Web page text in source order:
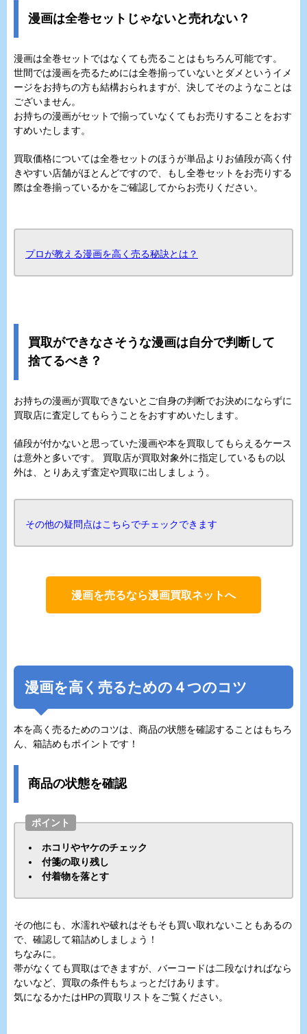
漫画は全巻セットじゃないと売れない？
漫画は全巻セットではなくても売ることはもちろん可能です。
世間では漫画を売るためには全巻揃っていないとダメというイメ
ージをお持ちの方も結構おられますが、決してそのようなことは
ございません。
お持ちの漫画がセットで揃っていなくてもお売りすることをおす
すめいたします。
買取価格については全巻セットのほうが単品よりお値段が高く付
きやすい店舗がほとんどですので、もし全巻セットをお売りする
際は全巻揃っているかをご確認してからお売りください。
プロが教える漫画を高く売る秘訣とは？
買取ができなさそうな漫画は自分で判断して
捨てるべき？
お持ちの漫画が買取できないとご自身の判断でお決めにならずに
買取店に査定してもらうことをおすすめいたします。
値段が付かないと思っていた漫画や本を買取してもらえるケース
は意外と多いです。 買取店が買取対象外に指定しているもの以
外は、とりあえず査定や買取に出しましょう。
その他の疑問点はこちらでチェックできます
漫画を売るなら漫画買取ネットへ
漫画を高く売るための４つのコツ
本を高く売るためのコツは、商品の状態を確認することはもちろ
ん、箱詰めもポイントです！
商品の状態を確認
ポイント
ホコリやヤケのチェック
付箋の取り残し
付着物を落とす
その他にも、水濡れや破れはそもそも買い取れないこともあるの
で、確認して箱詰めしましょう！
ちなみに。
帯がなくても買取はできますが、バーコードは二段なければなら
ないなど、買取の条件もちょっとだけあります。
気になるかたはHPの買取リストをご覧ください。